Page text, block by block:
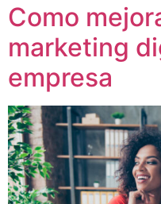
Como
marketing
empresa